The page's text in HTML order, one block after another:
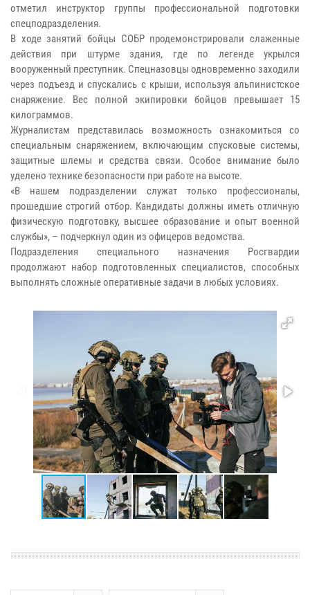
отметил инструктор группы профессиональной подготовки
спецподразделения.
В ходе занятий бойцы СОБР продемонстрировали слаженные
действия при штурме здания, где по легенде укрылся
вооруженный преступник. Спецназовцы одновременно заходили
через подъезд и спускались с крыши, используя альпинистское
снаряжение. Вес полной экипировки бойцов превышает 15
килограммов.
Журналистам представилась возможность ознакомиться со
специальным снаряжением, включающим спусковые системы,
защитные шлемы и средства связи. Особое внимание было
уделено технике безопасности при работе на высоте.
«В нашем подразделении служат только профессионалы,
прошедшие строгий отбор. Кандидаты должны иметь отличную
физическую подготовку, высшее образование и опыт военной
службы», – подчеркнул один из офицеров ведомства.
Подразделения специального назначения Росгвардии
продолжают набор подготовленных специалистов, способных
выполнять сложные оперативные задачи в любых условиях.